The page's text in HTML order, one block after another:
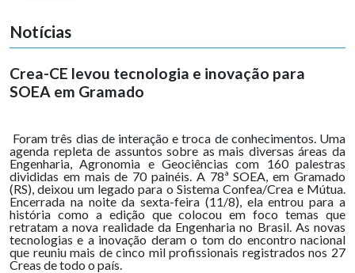
Notícias
Crea-CE levou tecnologia e inovação para
SOEA em Gramado
Foram três dias de interação e troca de conhecimentos. Uma
agenda repleta de assuntos sobre as mais diversas áreas da
Engenharia, Agronomia e Geociências com 160 palestras
divididas em mais de 70 painéis. A 78ª SOEA, em Gramado
(RS), deixou um legado para o Sistema Confea/Crea e Mútua.
Encerrada na noite da sexta-feira (11/8), ela entrou para a
história como a edição que colocou em foco temas que
retratam a nova realidade da Engenharia no Brasil. As novas
tecnologias e a inovação deram o tom do encontro nacional
que reuniu mais de cinco mil profissionais registrados nos 27
Creas de todo o país.